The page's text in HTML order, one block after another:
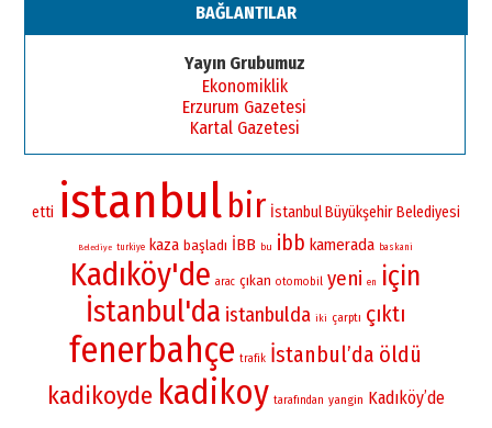
BAĞLANTILAR
Yayın Grubumuz
Ekonomiklik
Erzurum Gazetesi
Kartal Gazetesi
etti istanbulbir İstanbul Büyükşehir Belediyesi
Belediye turkiye kaza başladı İBB bu ibb kamerada baskani
Kadıköy'de arac çıkan otomobil yeni en için
İstanbul'da istanbulda iki çarptı çıktı
fenerbahçe trafik İstanbul’da öldü
kadikoyde kadikoy tarafından yangin Kadıköy’de